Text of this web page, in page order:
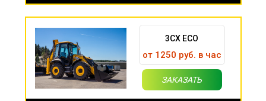
3CX ECO
от 1250 руб. в час
ЗАКАЗАТЬ